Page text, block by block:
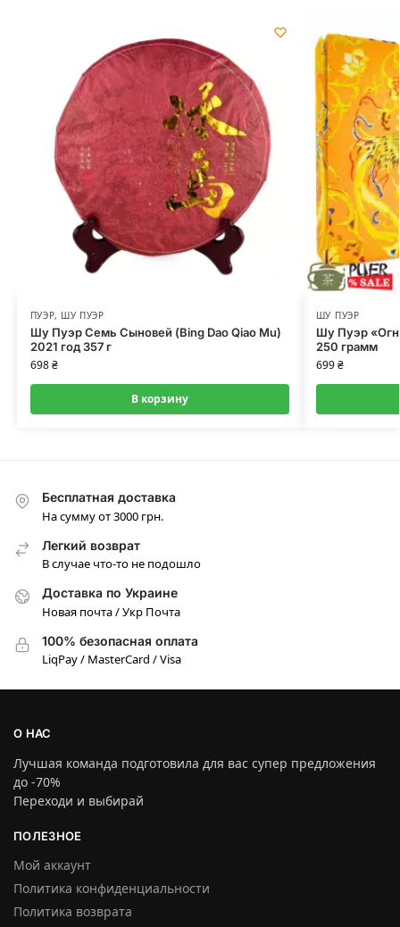
ПУЭР, ШУ ПУЭР
Шу Пуэр Семь Сыновей (Bing Dao Qiao Mu)
2021 год 357 г
698₴
В корзину
ШУ ПУЭР
Шу Пуэр
250 грамм
699₴
Бесплатная доставка
На сумму от 3000 грн.
Легкий возврат
В случае что-то не подошло
Доставка по Украине
Новая почта / Укр Почта
100% безопасная оплата
LiqPay / MasterCard / Visa
О НАС
Лучшая команда подготовила для вас супер предложения
до -70%
Переходи и выбирай
ПОЛЕЗНОЕ
Мой аккаунт
Политика конфиденциальности
Политика возврата